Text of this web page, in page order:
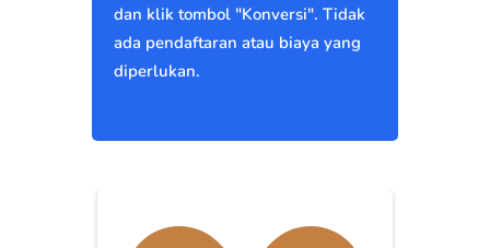
dan klik tombol "Konversi". Tidak
ada pendaftaran atau biaya yang
diperlukan.